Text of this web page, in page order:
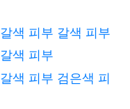
색 피부 갈색 피부
색 피부
색 피부 검은색 피